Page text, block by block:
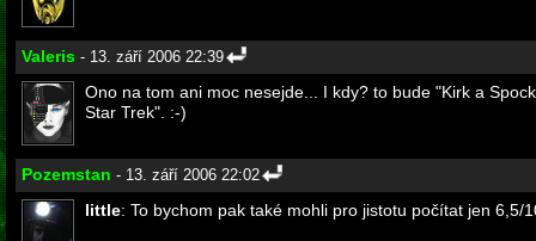
Valeris - 13. září 2006 22:39
Ono na tom ani moc nesejde... I kdy? to bude "Kirk a
Star Trek". :-)
Pozemstan - 13. září 2006 22:02
little: To bychom pak také mohli pro jistotu počítat jen 6,5/